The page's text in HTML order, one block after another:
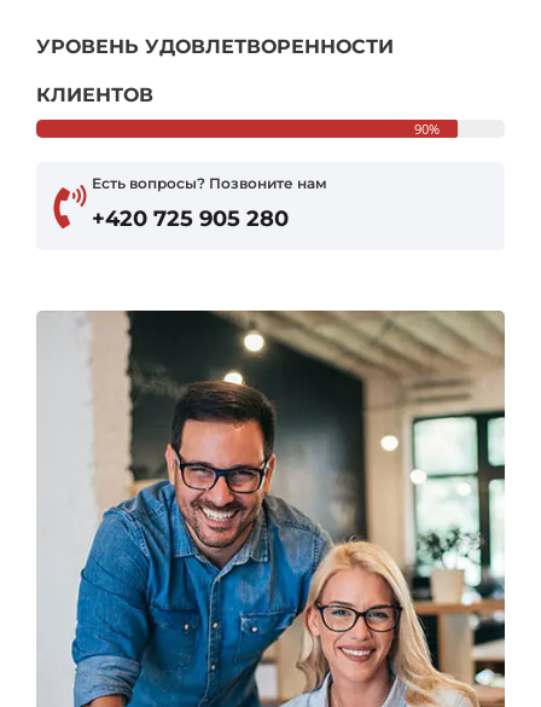
УРОВЕНЬ УДОВЛЕТВОРЕННОСТИ
КЛИЕНТОВ
90%
Есть вопросы? Позвоните нам
+420 725 905 280